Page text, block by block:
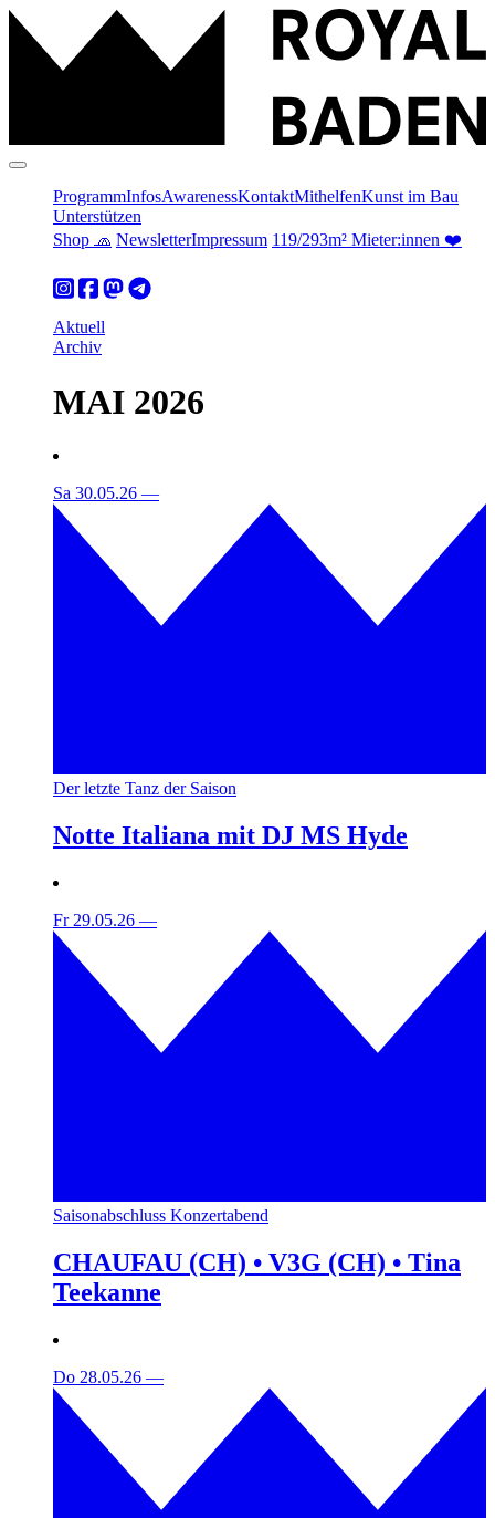
ProgrammInfosAwarenessKontaktMithelfenKunst im Bau
Unterstützen
Shop 🧢 NewsletterImpressum 119/293m² Mieter:innen ❤️
Aktuell
Archiv
MAI 2026
Sa 30.05.26 —
Der letzte Tanz der Saison
Notte Italiana mit DJ MS Hyde
Fr 29.05.26 —
Saisonabschluss Konzertabend
CHAUFAU (CH) • V3G (CH) • Tina
Teekanne
Do 28.05.26 —